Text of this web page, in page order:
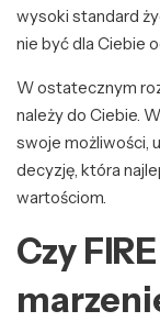
wysoki standard
nie być dla Ciebie
W ostatecznym
należy do Ciebie.
swoje możliwości,
decyzję, która
wartościom.
Czy